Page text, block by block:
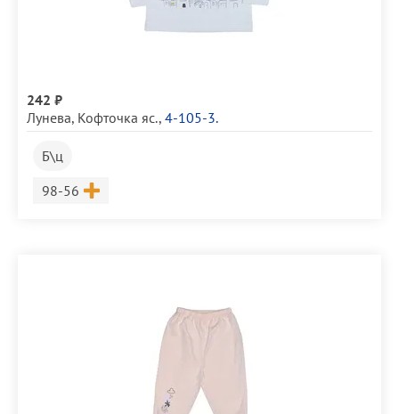
242 ₽
Лунева, Кофточка яс., 4-105-3.
Б\ц
Размер
98-56